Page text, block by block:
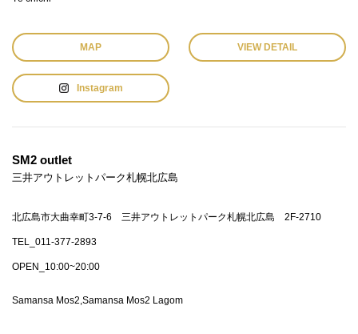
MAP VIEW DETAIL
Instagram
SM2 outlet
三井アウトレットパーク札幌北広島
北広島市大曲幸町3-7-6 三井アウトレットパーク札幌北広島 2F-2710
TEL_011-377-2893
OPEN_10:00~20:00
Samansa Mos2 Samansa Mos2 Lagom